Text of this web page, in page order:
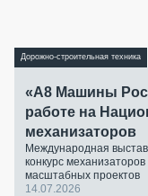
Дорожно-строительная техника
«А8 Машины
работе на
механизаторов
Международная
конкурс
масштабных проектов
14.07.2026